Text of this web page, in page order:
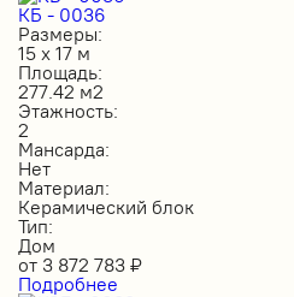
КБ - 0036
Размеры:
15 х 17 м
Площадь:
277.42 м2
Этажность:
2
Мансарда:
Нет
Материал:
Керамический блок
Тип:
Дом
от 3 872 783 ₽
Подробнее